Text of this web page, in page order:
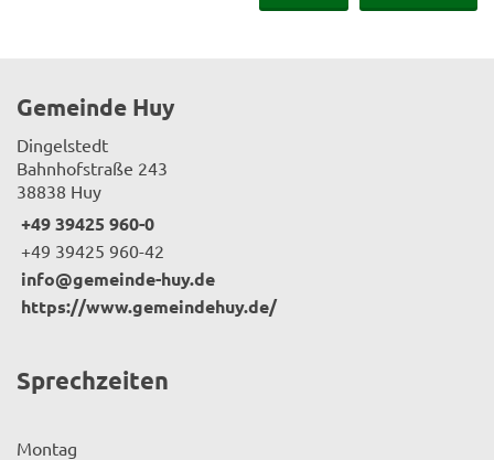
Gemeinde Huy
Dingelstedt
Bahnhofstraße 243
38838 Huy
+49 39425 960-0
+49 39425 960-42
info@gemeinde-huy.de
https://www.gemeindehuy.de/
Sprechzeiten
Montag